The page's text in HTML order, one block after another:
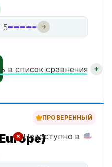
5
в список сравнения
ПРОВЕРЕННЫЙ
Недоступно в